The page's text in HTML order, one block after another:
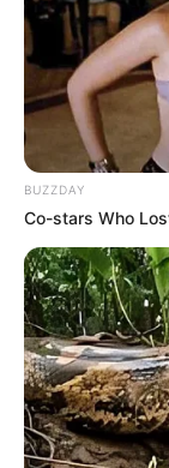
BUZZDAY
Co-stars Who